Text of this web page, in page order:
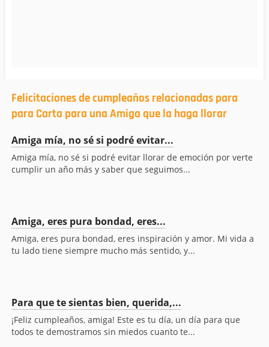
Felicitaciones de cumpleaños relacionadas para
para Carta para una Amiga que la haga llorar
Amiga mía, no sé si podré evitar...
Amiga mía, no sé si podré evitar llorar de emoción por verte
cumplir un año más y saber que seguimos...
Amiga, eres pura bondad, eres...
Amiga, eres pura bondad, eres inspiración y amor. Mi vida a
tu lado tiene siempre mucho más sentido, y...
Para que te sientas bien, querida,...
¡Feliz cumpleaños, amiga! Este es tu día, un día para que
todos te demostramos sin miedos cuanto te...